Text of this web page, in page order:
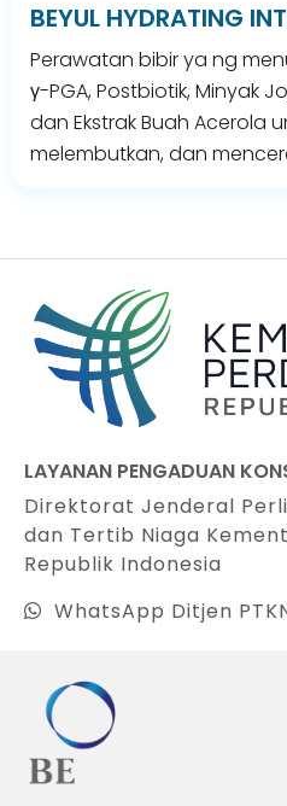
BEYUL HYDRATING
Perawatan bibir ya ng
γ-PGA, Postbiotik, Minyak
dan Ekstrak Buah Acerola
melembutkan, dan
LAYANAN PENGADUAN
Direktorat Jenderal
dan Tertib Niaga
Republik Indonesia
WhatsApp Ditjen